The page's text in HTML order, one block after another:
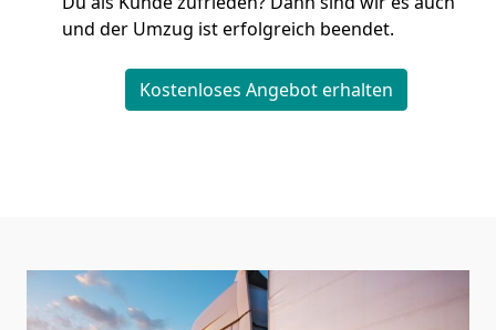
und der Umzug ist erfolgreich beendet.
Kostenloses Angebot erhalten